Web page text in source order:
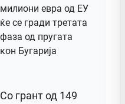
Со грант од 149